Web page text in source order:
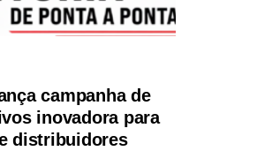
campanha de
inovadora para
distribuidores